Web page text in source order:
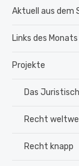
Aktuell aus dem
Links des Monats
Projekte
Das
Recht
Recht knapp